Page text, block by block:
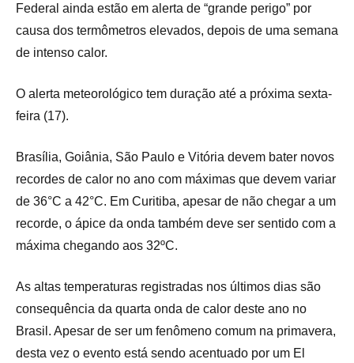
Federal ainda estão em alerta de “grande perigo” por
causa dos termômetros elevados, depois de uma semana
de intenso calor.
O alerta meteorológico tem duração até a próxima sexta-
feira (17).
Brasília, Goiânia, São Paulo e Vitória devem bater novos
recordes de calor no ano com máximas que devem variar
de 36°C a 42°C. Em Curitiba, apesar de não chegar a um
recorde, o ápice da onda também deve ser sentido com a
máxima chegando aos 32ºC.
As altas temperaturas registradas nos últimos dias são
consequência da quarta onda de calor deste ano no
Brasil. Apesar de ser um fenômeno comum na primavera,
desta vez o evento está sendo acentuado por um El